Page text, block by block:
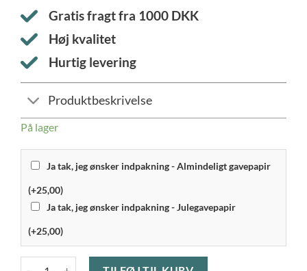
Gratis fragt fra 1000 DKK
Høj kvalitet
Hurtig levering
Produktbeskrivelse
På lager
Ja tak, jeg ønsker indpakning - Almindeligt gavepapir
(+25,00)
Ja tak, jeg ønsker indpakning - Julegavepapir
(+25,00)